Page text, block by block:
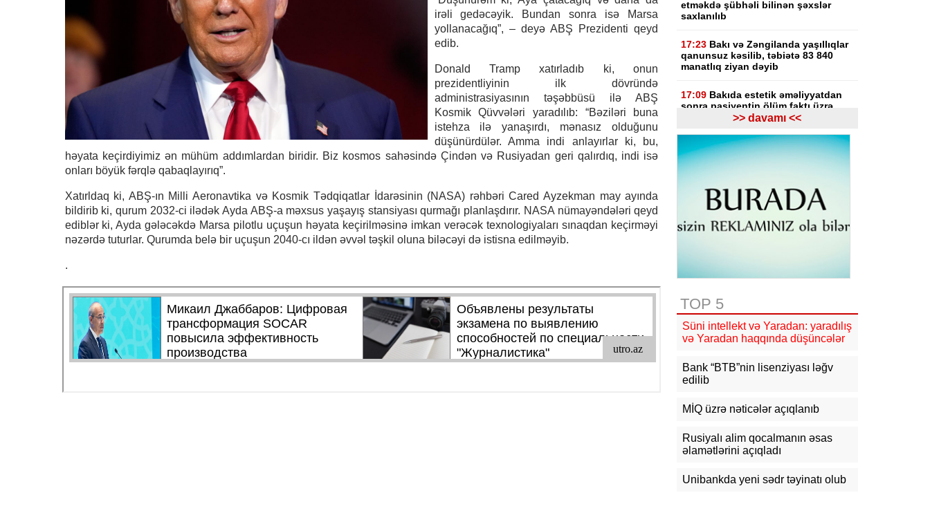
irəli gedəcəyik. Bundan sonra isə Marsa
yollanacağıq”, – deyə ABŞ Prezidenti qeyd
edib.
Donald Tramp xatırladıb ki, onun
prezidentliyinin ilk dövründə
administrasiyasının təşəbbüsü ilə ABŞ
Kosmik Qüvvələri yaradılıb: “Bəziləri buna
istehza ilə yanaşırdı, mənasız olduğunu
düşünürdülər. Amma indi anlayırlar ki, bu,
həyata keçirdiyimiz ən mühüm addımlardan biridir. Biz kosmos sahəsində Çindən və Rusiyadan geri qalırdıq, indi isə
onları böyük fərqlə qabaqlayırıq”.
Xatırldaq ki, ABŞ-ın Milli Aeronavtika və Kosmik Tədqiqatlar İdarəsinin (NASA) rəhbəri Cared Ayzekman may ayında
bildirib ki, qurum 2032-ci ilədək Ayda ABŞ-a məxsus yaşayış stansiyası qurmağı planlaşdırır. NASA nümayəndələri qeyd
ediblər ki, Ayda gələcəkdə Marsa pilotlu uçuşun həyata keçirilməsinə imkan verəcək texnologiyaları sınaqdan keçirməyi
nəzərdə tuturlar. Qurumda belə bir uçuşun 2040-cı ildən əvvəl təşkil oluna biləcəyi də istisna edilməyib.
.
etməkdə şübhəli bilinən şəxslər
saxlanılıb
17:23 Bakı və Zəngilanda yaşıllıqlar
qanunsuz kəsilib, təbiətə 83 840
manatlıq ziyan dəyib
17:09 Bakıda estetik əməliyyatdan
sonra pasiyentin ölüm faktı üzrə
araşdırma başlayıb
17:03 Lənkəranda təqaüdçüləri
aldadan şəxs saxlanılıb
rüşvətlə bağlı həbs olunan 3
əməkdaşının məhkəməsi başlayır
16:26
Bəzi yerlərdə külək
açıqlanıb
15:50 Ədliyyə naziri Lerik rayonunda
vətəndaşları qəbul edib
15:24 Bakının mərkəzində 3
obyektdə və evdə yanğın
söndürülüb, 2 nəfər tüstüdən
üçün Aİ-dən 220 milyon avro istəyir
və Pakistan Məkkə Sazişini
imzalayıb: Üzvlərdən birinə hücum
>> davamı <<
TOP 5
Süni intellekt və Yaradan: yaradılış
və Yaradan haqqında düşüncələr
Bank “BTB”nin lisenziyası ləğv
edilib
MİQ üzrə nəticələr açıqlanıb
Rusiyalı alim qocalmanın əsas
əlamətlərini açıqladı
Unibankda yeni sədr təyinatı olub